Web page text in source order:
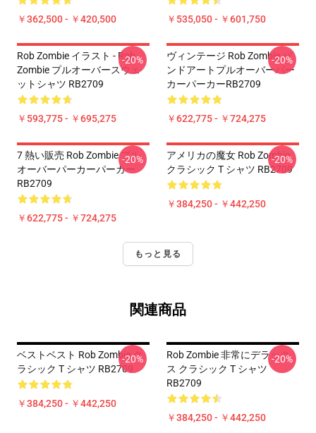
￥362,500 - ￥420,500 ￥535,050 - ￥601,750
Rob Zombie イラスト - Rob
Zombie プルオーバースウェ
ットシャツ RB2709
￥593,775 - ￥695,275
-20%
ヴィンテージ Rob Zombie バ
ンドアートプルオーバーパー
カーパーカーRB2709
￥622,775 - ￥724,275
-20%
7 熱い販売 Rob Zombie プル
オーバーパーカーパーカー
RB2709
￥622,775 - ￥724,275
-20%
アメリカの魔女 Rob Zombie
クラシック T シャツ RB2709
￥384,250 - ￥442,250
-20%
もっと見る
関連商品
ベストベスト Rob Zombie ク
ラシック T シャツ RB2709
￥384,250 - ￥442,250
-20%
Rob Zombie 非常にデラック
ス クラシック T シャツ
RB2709
￥384,250 - ￥442,250
-20%